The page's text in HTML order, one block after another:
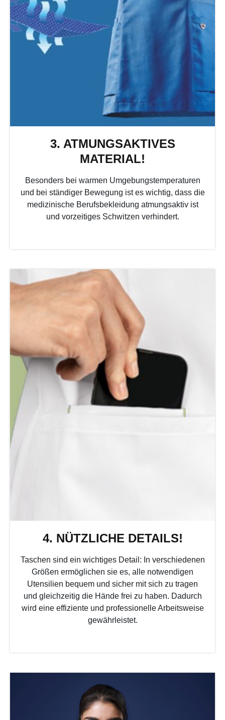
3. ATMUNGSAKTIVES
MATERIAL!
Besonders bei warmen Umgebungstemperaturen
und bei ständiger Bewegung ist es wichtig, dass die
medizinische Berufsbekleidung atmungsaktiv ist
und vorzeitiges Schwitzen verhindert.
4. NÜTZLICHE DETAILS!
Taschen sind ein wichtiges Detail: In verschiedenen
Größen ermöglichen sie es, alle notwendigen
Utensilien bequem und sicher mit sich zu tragen
und gleichzeitig die Hände frei zu haben. Dadurch
wird eine effiziente und professionelle Arbeitsweise
gewährleistet.